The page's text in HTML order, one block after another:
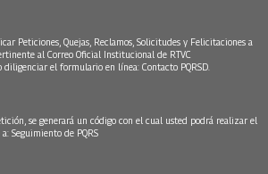
Peticiones, Quejas, Reclamos, Solicitudes y Felicitaciones a
al Correo Oficial Institucional de RTVC
diligenciar el formulario en línea: Contacto PQRSD.
se generará un código con el cual usted podrá realizar el
a: Seguimiento de PQRS